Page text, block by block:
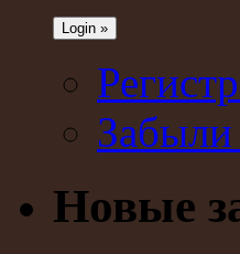
Забыли
Новые